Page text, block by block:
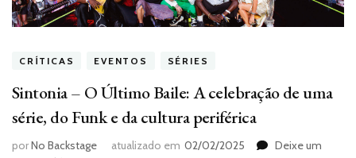
CRÍTICAS EVENTOS SÉRIES
Sintonia – O Último Baile: A celebração de uma
série, do Funk e da cultura periférica
porNo Backstage atualizado em 02/02/2025
Deixe um